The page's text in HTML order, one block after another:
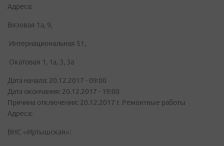
Адреса:
Вязовая 1а, 9,
Интернациональная 51,
Окатовая 1, 1а, 3, 3а
Дата начала: 20.12.2017 - 09:00
Дата окончания: 20.12.2017 - 19:00
Причина отключения: 20.12.2017 г. Ремонтные работы
Адреса:
ВНС «Иртышская»: